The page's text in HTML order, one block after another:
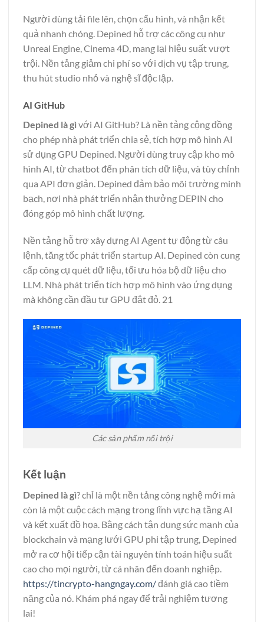
Người dùng tải file lên, chọn cấu hình, và nhận kết
quả nhanh chóng. Depined hỗ trợ các công cụ như
Unreal Engine, Cinema 4D, mang lại hiệu suất vượt
trội. Nền tảng giảm chi phí so với dịch vụ tập trung,
thu hút studio nhỏ và nghệ sĩ độc lập.
AI GitHub
Depined là gì với AI GitHub? Là nền tảng cộng đồng
cho phép nhà phát triển chia sẻ, tích hợp mô hình AI
sử dụng GPU Depined. Người dùng truy cập kho mô
hình AI, từ chatbot đến phân tích dữ liệu, và tùy chỉnh
qua API đơn giản. Depined đảm bảo môi trường minh
bạch, nơi nhà phát triển nhận thưởng DEPIN cho
đóng góp mô hình chất lượng.
Nền tảng hỗ trợ xây dựng AI Agent tự động từ câu
lệnh, tăng tốc phát triển startup AI. Depined còn cung
cấp công cụ quét dữ liệu, tối ưu hóa bộ dữ liệu cho
LLM. Nhà phát triển tích hợp mô hình vào ứng dụng
mà không cần đầu tư GPU đắt đỏ. 21
Các sản phẩm nổi trội
Kết luận
Depined là gì? chỉ là một nền tảng công nghệ mới mà
còn là một cuộc cách mạng trong lĩnh vực hạ tầng AI
và kết xuất đồ họa. Bằng cách tận dụng sức mạnh của
blockchain và mạng lưới GPU phi tập trung, Depined
mở ra cơ hội tiếp cận tài nguyên tính toán hiệu suất
cao cho mọi người, từ cá nhân đến doanh nghiệp.
https://tincrypto-hangngay.com/đánh giá cao tiềm
năng của nó. Khám phá ngay để trải nghiệm tương
lai!